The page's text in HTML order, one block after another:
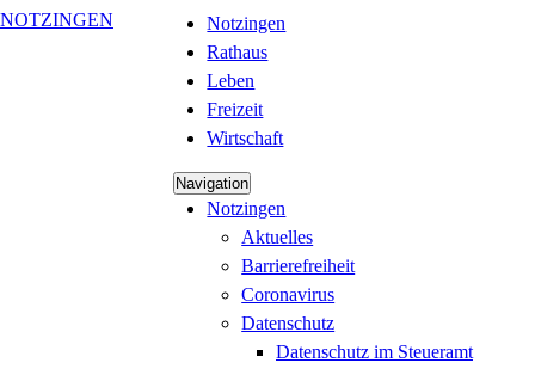
NOTZINGEN
Notzingen
Rathaus
Leben
Freizeit
Wirtschaft
Navigation
Notzingen
Aktuelles
Barrierefreiheit
Coronavirus
Datenschutz
Datenschutz im Steueramt